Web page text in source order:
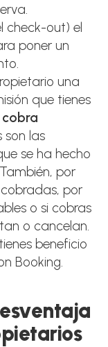
check-out) el
poner un
una
que tienes
cobra
son las
se ha hecho
por
por
o si cobras
o cancelan.
beneficio
Booking.